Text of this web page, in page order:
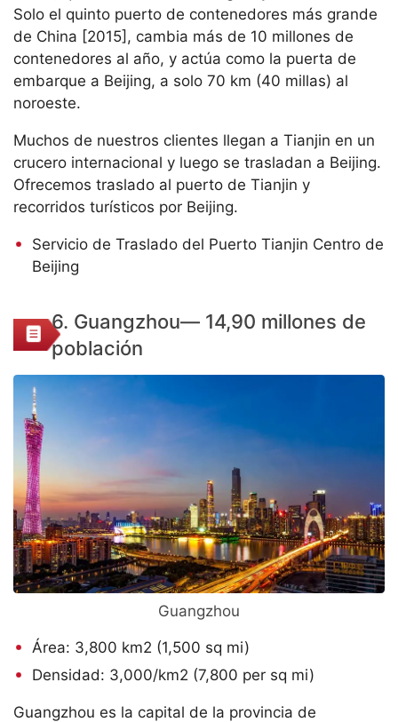
Solo el quinto puerto de contenedores más grande
de China [2015], cambia más de 10 millones de
contenedores al año, y actúa como la puerta de
embarque a Beijing, a solo 70 km (40 millas) al
noroeste.
Muchos de nuestros clientes llegan a Tianjin en un
crucero internacional y luego se trasladan a Beijing.
Ofrecemos traslado al puerto de Tianjin y
recorridos turísticos por Beijing.
Servicio de Traslado del Puerto Tianjin Centro de
Beijing
6. Guangzhou— 14,90 millones de
población
Guangzhou
Área: 3,800 km2 (1,500 sq mi)
Densidad: 3,000/km2 (7,800 per sq mi)
Guangzhou es la capital de la provincia de